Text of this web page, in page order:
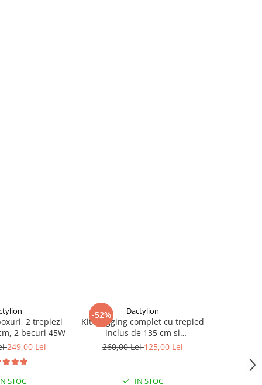
2 trepiezi
2 becuri 45W
249,00 Lei
STOC
-52% Dactylion
Kit Vlogging complet cu trepied
inclus de 135 cm si
telecomanda bluetooth
260,00 Lei125,00 Lei
IN STOC